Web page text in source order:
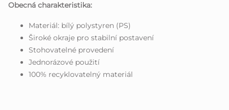
Obecná charakteristika:
Materiál: bílý polystyren (PS)
Široké okraje pro stabilní postavení
Stohovatelné provedení
Jednorázové použití
100% recyklovatelný materiál